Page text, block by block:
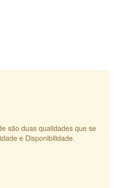
são duas qualidades que se
e Disponibilidade.